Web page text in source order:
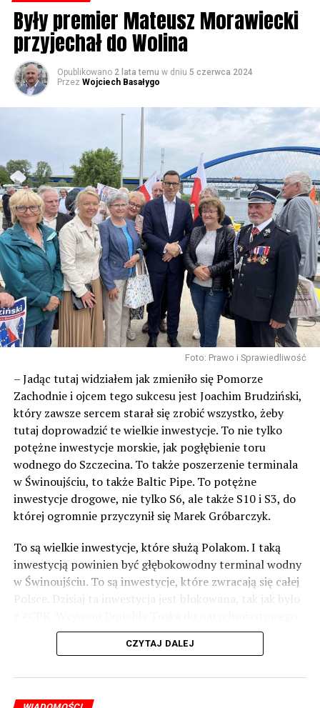
Były premier Mateusz Morawiecki
przyjechał do Wolina
Opublikowano 2 lata temu w dniu 5 czerwca 2024
Przez Wojciech Basałygo
Foto: Prawo i Sprawiedliwość
– Jadąc tutaj widziałem jak zmieniło się Pomorze
Zachodnie i ojcem tego sukcesu jest Joachim Brudziński,
który zawsze sercem starał się zrobić wszystko, żeby
tutaj doprowadzić te wielkie inwestycje. To nie tylko
potężne inwestycje morskie, jak pogłębienie toru
wodnego do Szczecina. To także poszerzenie terminala
w Świnoujściu, to także Baltic Pipe. To potężne
inwestycje drogowe, nie tylko S6, ale także S10 i S3, do
której ogromnie przyczynił się Marek Gróbarczyk.
To są wielkie inwestycje, które służą Polakom. I taką
inwestycją powinien być głębokowodny terminal wodny
w Świnoujściu. To są inwestycje, które zwracają się całej
Polsce. Dzisiaj ta inwestycja jest blokowana, tak jak było
odblokowania CPK.
wykorzystać wspaniały potencjał Zachodniego Pomorza,
o którym śp. Lech Kaczyński powiedział, że jest naszą
CZYTAJ DALEJ